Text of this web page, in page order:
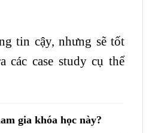
tin cậy, nhưng sẽ tốt
các case study cụ thể
gia khóa học này?